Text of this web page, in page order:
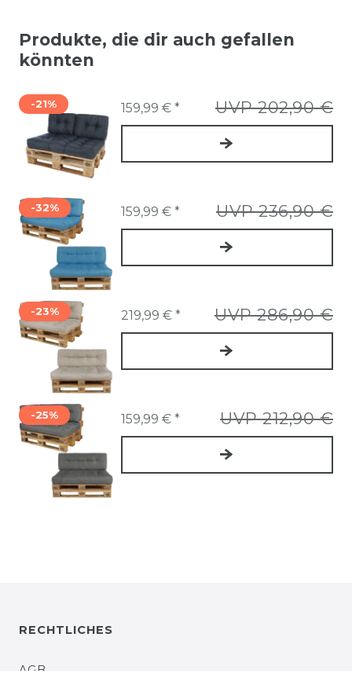
Produkte, die dir auch gefallen
könnten
-21% UVP 202,90 €
159,99 € *
-32% UVP 236,90 €
159,99 € *
-23% UVP 286,90 €
219,99 € *
-25% UVP 212,90 €
159,99 € *
RECHTLICHES
AGB